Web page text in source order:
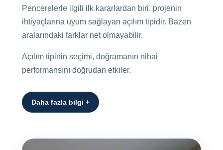
Pencerelerle ilgili ilk kararlardan biri, projenin
ihtiyaçlarına uyum sağlayan açılım tipidir. Bazen
aralarındaki farklar net olmayabilir.
Açılım tipinin seçimi, doğramanın nihai
performansını doğrudan etkiler.
Daha fazla bilgi +